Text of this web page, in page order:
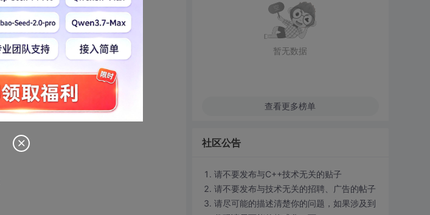
暂无数据
查看更多榜单
社区公告
请不要发布与C++技术无关的贴子
请不要发布与技术无关的招聘、广告的帖子
请尽可能的描述清楚你的问题，如果涉及到